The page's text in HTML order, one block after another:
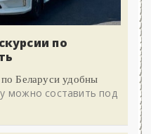
по
Беларуси удобны
можно составить под